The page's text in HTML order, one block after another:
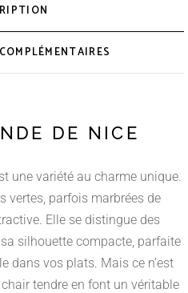
DE NICE
une variété au charme unique.
vertes, parfois marbrées de
Elle se distingue des
silhouette compacte, parfaite
dans vos plats. Mais ce n’est
tendre en font un véritable